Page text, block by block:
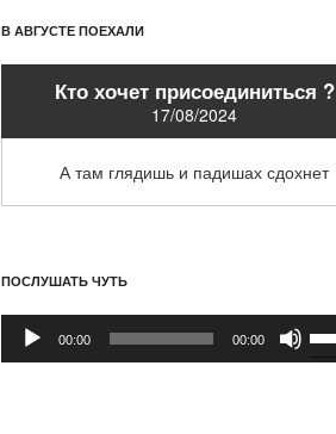
В АВГУСТЕ ПОЕХАЛИ
Кто хочет присоединиться ?
17/08/2024
А там глядишь и падишах сдохнет
ПОСЛУШАТЬ ЧУТЬ
Аудиоплеер
00:00 00:00